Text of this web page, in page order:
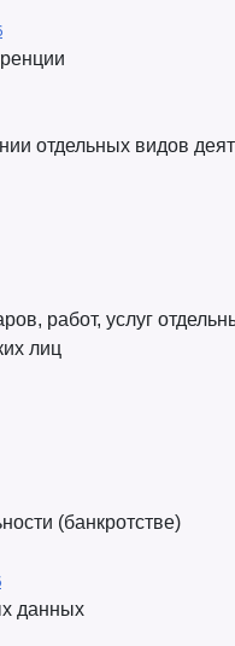
отдельных видов
работ, услуг
лиц
(банкротстве)
данных